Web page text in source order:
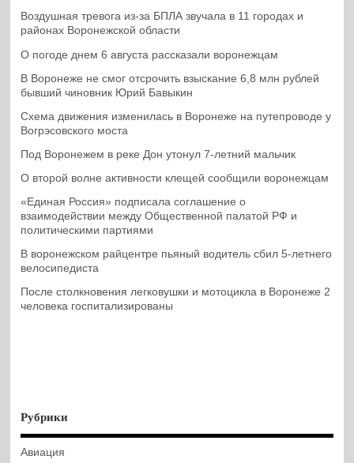
Воздушная тревога из-за БПЛА звучала в 11 городах и
районах Воронежской области
О погоде днем 6 августа рассказали воронежцам
В Воронеже не смог отсрочить взыскание 6,8 млн рублей
бывший чиновник Юрий Бавыкин
Схема движения изменилась в Воронеже на путепроводе у
Вогрэсовского моста
Под Воронежем в реке Дон утонул 7-летний мальчик
О второй волне активности клещей сообщили воронежцам
«Единая Россия» подписала соглашение о
взаимодействии между Общественной палатой РФ и
политическими партиями
В воронежском райцентре пьяный водитель сбил 5-летнего
велосипедиста
После столкновения легковушки и мотоцикла в Воронеже 2
человека госпитализированы
Рубрики
Авиация